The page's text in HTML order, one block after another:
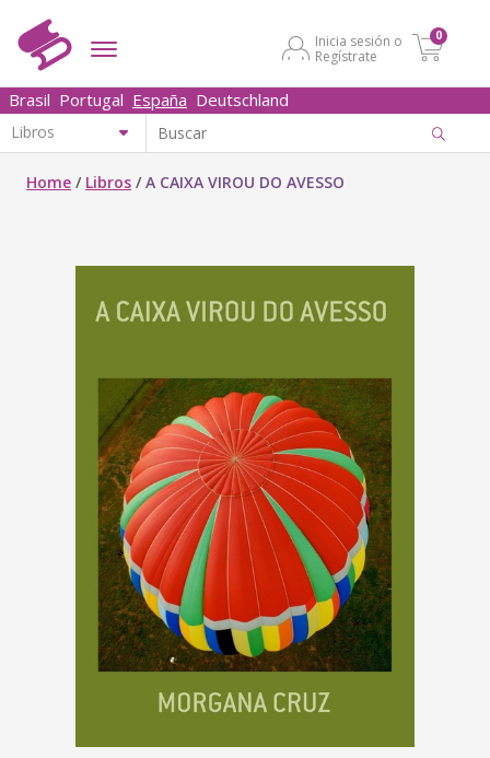
Inicia sesión o
Regístrate
0
Brasil Portugal España Deutschland
Home / Libros /A CAIXA VIROU DO AVESSO